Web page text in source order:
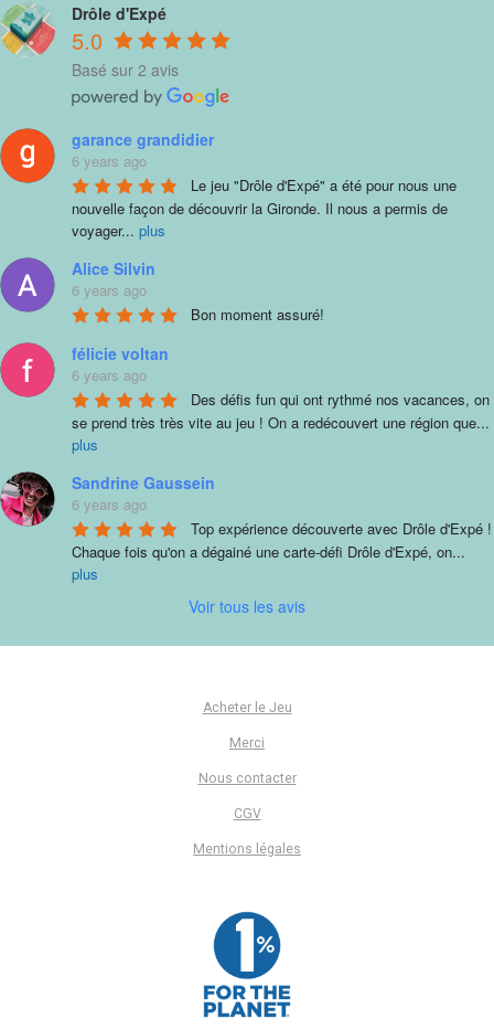
Drôle d'Expé
5.0
Basé sur 2 avis
garance grandidier
6 years ago
Le jeu "Drôle d'Expé" a été pour nous une
nouvelle façon de découvrir la Gironde. Il nous a permis de
voyager... plus
Alice Silvin
6 years ago
Bon moment assuré!
félicie voltan
6 years ago
Des défis fun qui ont rythmé nos vacances, on
se prend très très vite au jeu ! On a redécouvert une région que...
plus
Sandrine Gaussein
6 years ago
Top expérience découverte avec Drôle d'Expé !
Chaque fois qu'on a dégainé une carte-défi Drôle d'Expé, on...
plus
Voir tous les avis
Acheter le Jeu
Merci
Nous contacter
CGV
Mentions légales